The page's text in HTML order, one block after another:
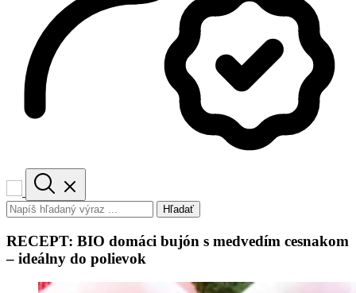
Hľadať
RECEPT: BIO domáci bujón s medvedím cesnakom
– ideálny do polievok